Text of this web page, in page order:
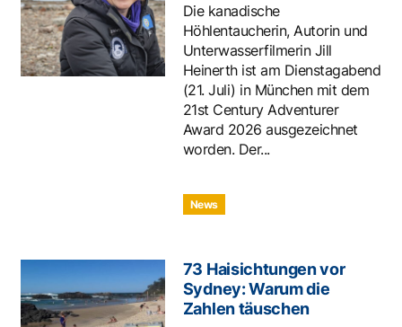
Die kanadische
Höhlentaucherin, Autorin und
Unterwasserfilmerin Jill
Heinerth ist am Dienstagabend
(21. Juli) in München mit dem
21st Century Adventurer
Award 2026 ausgezeichnet
worden. Der...
News
73 Haisichtungen vor
Sydney: Warum die
Zahlen täuschen